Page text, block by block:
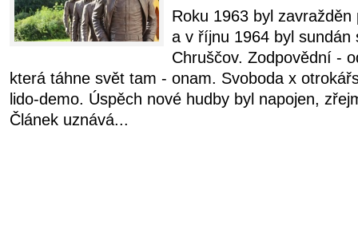
Roku 1963 byl
a v říjnu 1964 byl sundán
Chruščov. Zodpovědní -
která táhne svět tam - onam. Svoboda x
lido-demo. Úspěch nové hudby byl napojen,
Článek uznává...